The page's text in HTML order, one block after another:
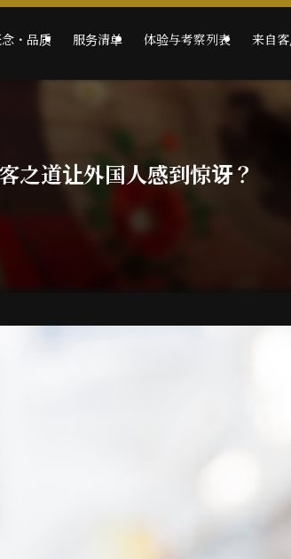
・品质 服务清单 体验与考察列表 来自
之道让外国人感到惊讶？